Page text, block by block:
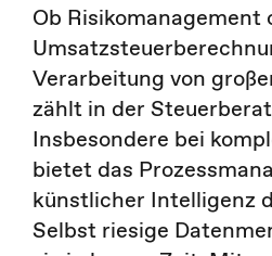
Ob Risikomanagement
Verarbeitung von
zählt in der
Insbesondere bei
bietet das
künstlicher Intelligenz
Selbst riesige